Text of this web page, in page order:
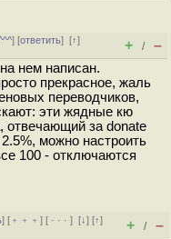
] [ответить][↑]
+ / –
нем написан.
прекрасное, жаль
переводчиков,
эти жядные кю
отвечающий за donate
можно настроить
100 - отключаются
] [ ﹢﹢﹢] [ · · ·][↓] [↑]
+ / –